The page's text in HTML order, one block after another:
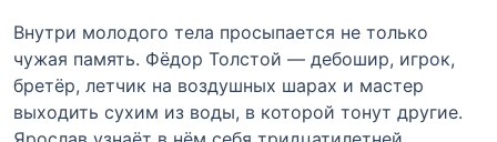
Внутри молодого тела просыпается не только
чужая память. Фёдор Толстой — дебошир, игрок,
бретёр, летчик на воздушных шарах и мастер
выходить сухим из воды, в которой тонут другие.